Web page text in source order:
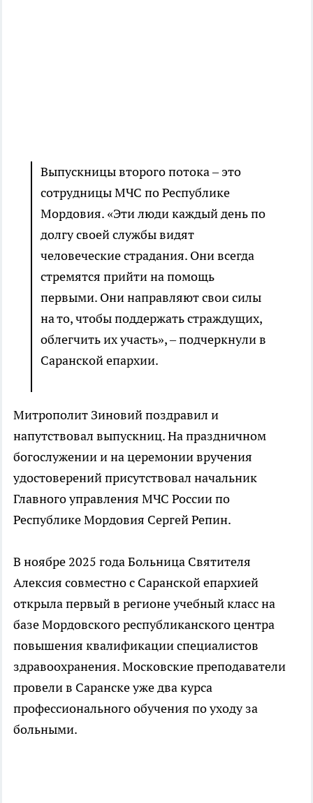
Выпускницы второго потока – это
сотрудницы МЧС по Республике
Мордовия. «Эти люди каждый день по
долгу своей службы видят
человеческие страдания. Они всегда
стремятся прийти на помощь
первыми. Они направляют свои силы
на то, чтобы поддержать страждущих,
облегчить их участь», – подчеркнули в
Саранской епархии.
Митрополит Зиновий поздравил и
напутствовал выпускниц. На праздничном
богослужении и на церемонии вручения
удостоверений присутствовал начальник
Главного управления МЧС России по
Республике Мордовия Сергей Репин.
В ноябре 2025 года Больница Святителя
Алексия совместно с Саранской епархией
открыла первый в регионе учебный класс на
базе Мордовского республиканского центра
повышения квалификации специалистов
здравоохранения. Московские преподаватели
провели в Саранске уже два курса
профессионального обучения по уходу за
больными.